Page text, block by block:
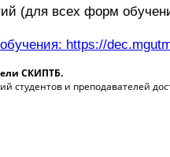
(для всех форм
https://
СКИПТБ.
студентов и преподавателей